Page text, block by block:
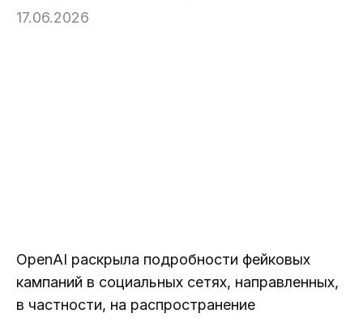
17.06.2026
OpenAI раскрыла подробности фейковых
кампаний в социальных сетях, направленных,
в частности, на распространение